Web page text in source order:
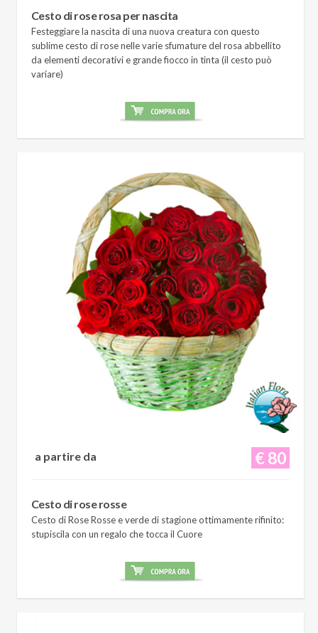
Cesto di rose rosa per nascita
Festeggiare la nascita di una nuova creatura con questo
sublime cesto di rose nelle varie sfumature del rosa abbellito
da elementi decorativi e grande fiocco in tinta (il cesto può
variare)
€ 80
a partire da
Cesto di rose rosse
Cesto di Rose Rosse e verde di stagione ottimamente rifinito:
stupiscila con un regalo che tocca il Cuore